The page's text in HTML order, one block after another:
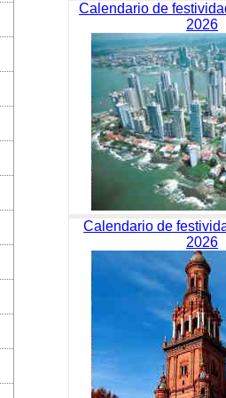
Calendario de
2026
Calendario de
2026